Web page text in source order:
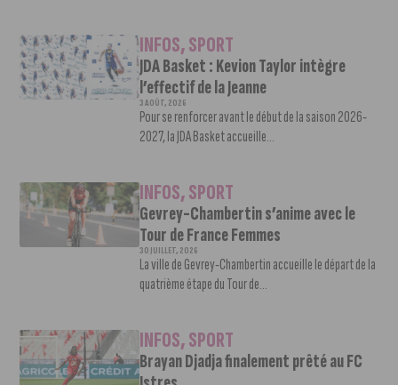
INFOS,SPORT
JDA Basket : Kevion Taylor intègre
l’effectif de la Jeanne
3 AOÛT, 2026
Pour se renforcer avant le début de la saison 2026-
2027, la JDA Basket accueille...
INFOS,SPORT
Gevrey-Chambertin s’anime avec le
Tour de France Femmes
30 JUILLET, 2026
La ville de Gevrey-Chambertin accueille le départ de la
quatrième étape du Tour de...
INFOS,SPORT
Brayan Djadja finalement prêté au FC